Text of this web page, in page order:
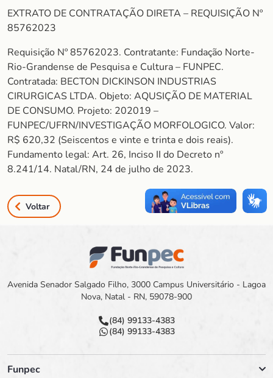
EXTRATO DE CONTRATAÇÃO DIRETA – REQUISIÇÃO Nº
85762023
Requisição Nº 85762023. Contratante: Fundação Norte-
Rio-Grandense de Pesquisa e Cultura – FUNPEC.
Contratada: BECTON DICKINSON INDUSTRIAS
CIRURGICAS LTDA. Objeto: AQUSIÇÃO DE MATERIAL
DE CONSUMO. Projeto: 202019 –
FUNPEC/UFRN/INVESTIGAÇÃO MORFOLOGICO. Valor:
R$ 620,32 (Seiscentos e vinte e trinta e dois reais).
Fundamento legal: Art. 26, Inciso II do Decreto nº
8.241/14. Natal/RN, 24 de julho de 2023.
Voltar
Avenida Senador Salgado Filho, 3000 Campus Universitário - Lagoa
Nova, Natal - RN, 59078-900
(84) 99133-4383
(84) 99133-4383
Funpec